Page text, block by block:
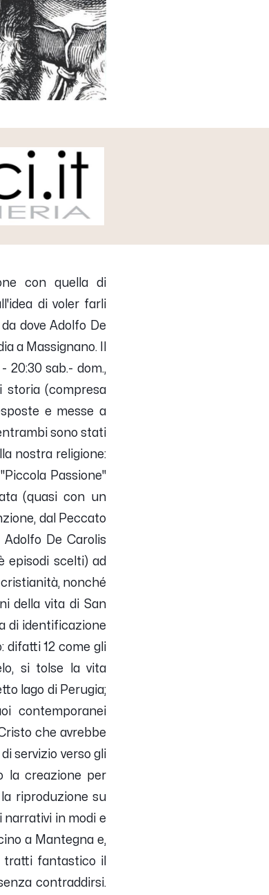
con quella di
di voler farli
dove Adolfo De
a Massignano. Il
20:30 sab.- dom.,
storia (compresa
e messe a
sono stati
nostra religione:
Passione"
(quasi con un
dal Peccato
De Carolis
episodi scelti) ad
nonché
della vita di San
di identificazione
difatti 12 come gli
si tolse la vita
lago di Perugia;
contemporanei
che avrebbe
servizio verso gli
la creazione per
riproduzione su
in modi e
a Mantegna e,
tratti fantastico il
contraddirsi.